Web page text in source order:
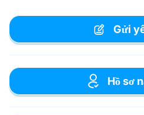
Gửi
Hồ sơ